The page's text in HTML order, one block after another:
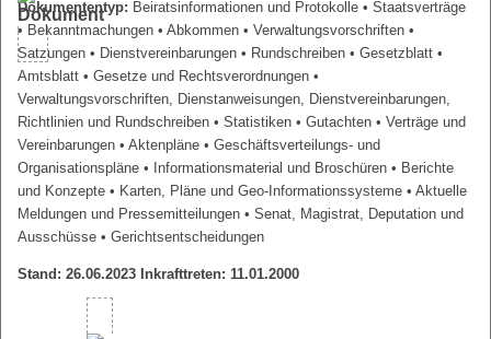
Dokumententyp: Beiratsinformationen und Protokolle • Staatsverträge
• Bekanntmachungen • Abkommen • Verwaltungsvorschriften •
Satzungen • Dienstvereinbarungen • Rundschreiben • Gesetzblatt •
Amtsblatt • Gesetze und Rechtsverordnungen •
Verwaltungsvorschriften, Dienstanweisungen, Dienstvereinbarungen,
Richtlinien und Rundschreiben • Statistiken • Gutachten • Verträge und
Vereinbarungen • Aktenpläne • Geschäftsverteilungs- und
Organisationspläne • Informationsmaterial und Broschüren • Berichte
und Konzepte • Karten, Pläne und Geo-Informationssysteme • Aktuelle
Meldungen und Pressemitteilungen • Senat, Magistrat, Deputation und
Ausschüsse • Gerichtsentscheidungen
Stand: 26.06.2023 Inkrafttreten: 11.01.2000